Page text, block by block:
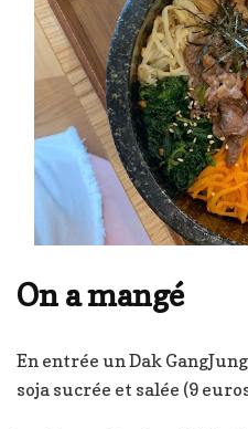
On a mangé
En entrée un Dak
soja sucrée et salée (9